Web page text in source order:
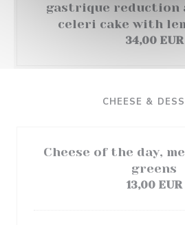
gastrique reduction
celeri cake with
34,00 EUR
CHEESE &
Cheese of the day,
greens
13,00 EUR